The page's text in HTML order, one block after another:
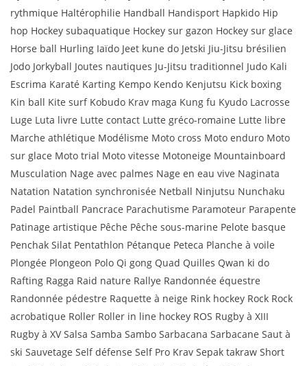
rythmique Haltérophilie Handball Handisport Hapkido Hip
hop Hockey subaquatique Hockey sur gazon Hockey sur glace
Horse ball Hurling Iaïdo Jeet kune do Jetski Jiu-Jitsu brésilien
Jodo Jorkyball Joutes nautiques Ju-Jitsu traditionnel Judo Kali
Escrima Karaté Karting Kempo Kendo Kenjutsu Kick boxing
Kin ball Kite surf Kobudo Krav maga Kung fu Kyudo Lacrosse
Luge Luta livre Lutte contact Lutte gréco-romaine Lutte libre
Marche athlétique Modélisme Moto cross Moto enduro Moto
sur glace Moto trial Moto vitesse Motoneige Mountainboard
Musculation Nage avec palmes Nage en eau vive Naginata
Natation Natation synchronisée Netball Ninjutsu Nunchaku
Padel Paintball Pancrace Parachutisme Paramoteur Parapente
Patinage artistique Pêche Pêche sous-marine Pelote basque
Penchak Silat Pentathlon Pétanque Peteca Planche à voile
Plongée Plongeon Polo Qi gong Quad Quilles Qwan ki do
Rafting Ragga Raid nature Rallye Randonnée équestre
Randonnée pédestre Raquette à neige Rink hockey Rock Rock
acrobatique Roller Roller in line hockey ROS Rugby à XIII
Rugby à XV Salsa Samba Sambo Sarbacana Sarbacane Saut à
ski Sauvetage Self défense Self Pro Krav Sepak takraw Short